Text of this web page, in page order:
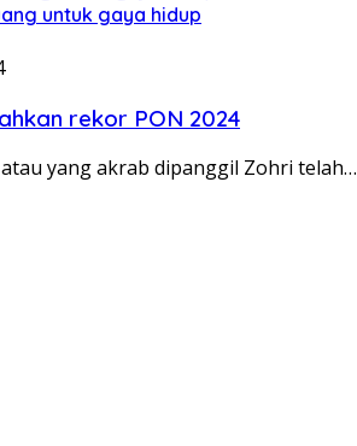
untuk gaya hidup
rekor PON 2024
yang akrab dipanggil Zohri telah…